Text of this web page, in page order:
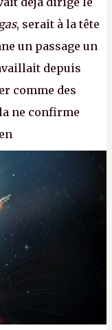
, serait à la tête
un passage un
depuis
comme des
ne confirme
ils bossent
vs. Les
n'est plus
bon, OK, on